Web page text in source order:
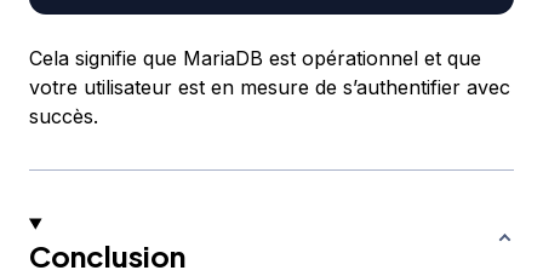
Cela signifie que MariaDB est opérationnel et que
votre utilisateur est en mesure de s’authentifier avec
succès.
Conclusion